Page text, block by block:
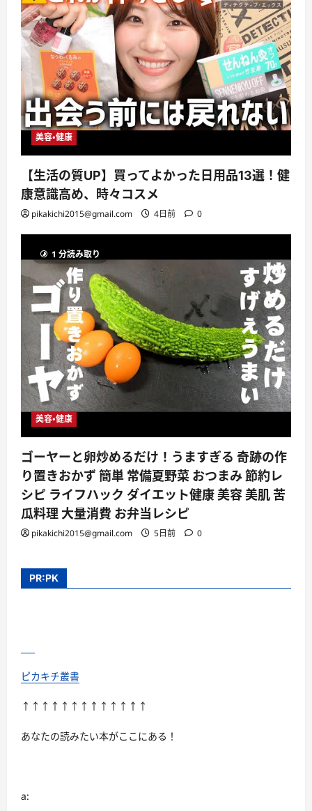
美容・健康
【生活の質UP】買ってよかった日用品13選！健
康意識高め、時々コスメ
pikakichi2015@gmail.com 4日前 0
1 分読み取り
美容・健康
ゴーヤーと卵炒めるだけ！うますぎる 奇跡の作
り置きおかず 簡単 常備夏野菜 おつまみ 節約レ
シピ ライフハック ダイエット健康 美容 美肌 苦
瓜料理 大量消費 お弁当レシピ
pikakichi2015@gmail.com 5日前 0
PR:PK
ピカキチ叢書
↑↑↑↑↑↑↑↑↑↑↑↑↑
あなたの読みたい本がここにある！
a: